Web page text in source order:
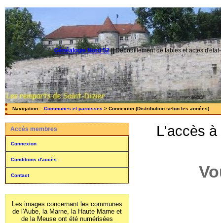
Généalogie Nord 52||Dépouillement de tables et actes
Navigation :: Communes et paroisses > Connexion (Distribution selon les années)
Accès membres
Connexion
Conditions d'accès
Contact
Les images concernant les communes
de l'Aube, la Marne, la Haute Marne et
de la Meuse ont été numérisées
L'accès